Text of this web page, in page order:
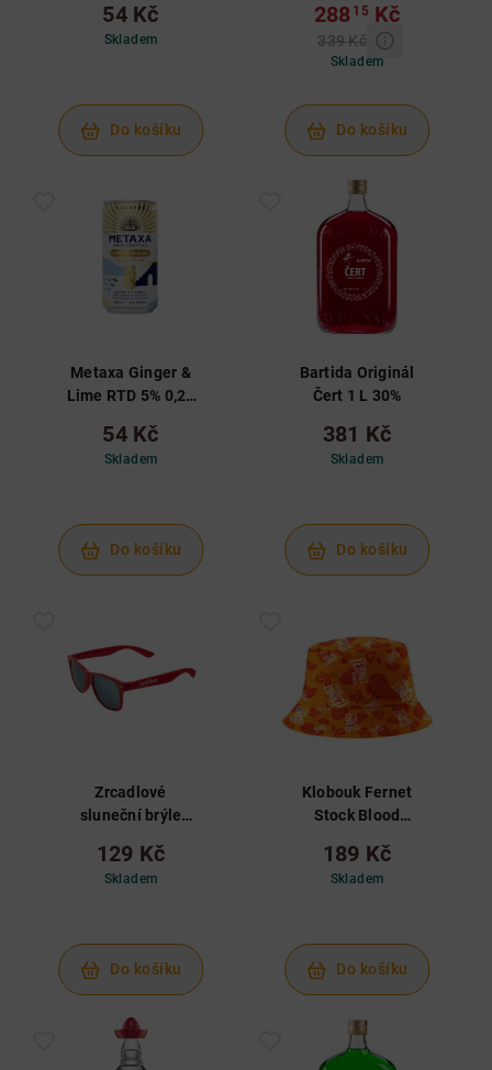
54 Kč
Skladem
Do košíku
288 15 Kč
339 Kč
Skladem
Do košíku
Metaxa Ginger &
Lime RTD 5% 0,25
54 Kč
Skladem
Do košíku
Bartida Originál
Čert 1 L 30%
381 Kč
Skladem
Do košíku
Zrcadlové
sluneční brýle
129 Kč
Skladem
Do košíku
Klobouk Fernet
Stock Blood
189 Kč
Skladem
Do košíku